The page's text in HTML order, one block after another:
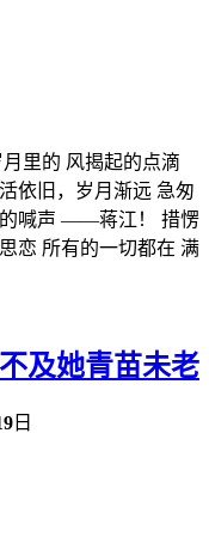
里的 风揭起的点滴
依旧，岁月渐远 急匆
的喊声 ——蒋江！ 措愣
恋 所有的一切都在 满
及她青苗未老
日